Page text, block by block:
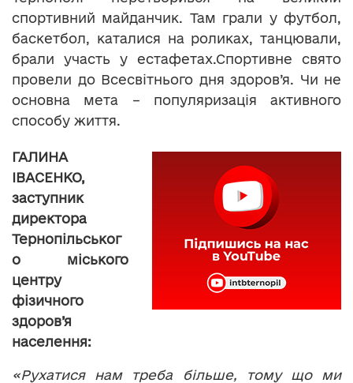
спортивний майданчик. Там грали у футбол,
баскетбол, каталися на роликах, танцювали,
брали участь у естафетах.Спортивне свято
провели до Всесвітнього дня здоров’я. Чи не
основна мета – популяризація активного
способу життя.
ГАЛИНА
ІВАСЕНКО,
заступник
директора
Тернопільськог
о міського
центру
фізичного
здоров’я
населення:
«Рухатися нам треба більше, тому що ми